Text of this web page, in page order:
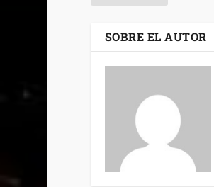
SOBRE EL AUTOR